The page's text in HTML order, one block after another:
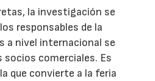
la investigación se
responsables de la
a nivel internacional se
socios comerciales. Es
que convierte a la feria